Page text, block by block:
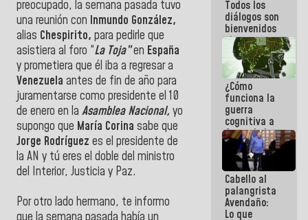
preocupado, la semana pasada tuvo
una reunión con Inmundo González,
alias Chespirito, para pedirle que
asistiera al foro “La Toja”en España
y prometiera que él iba a regresar a
Venezuela antes de fin de año para
juramentarse como presidente el 10
de enero en la Asamblea Nacional, yo
supongo que María Corina sabe que
Jorge Rodríguez es el presidente de
la AN y tú eres el doble del ministro
del Interior, Justicia y Paz.
Por otro lado hermano, te informo
Internacional
de
Maiquetía
Todos los
diálogos son
bienvenidos
siempre que
estén en el
marco de la
Constitución
de la
República
¿Cómo
funciona la
guerra
cognitiva a
favor de la
narrativa
hegemónica?
(1)
Cabello al
palangrista
Avendaño:
Lo que